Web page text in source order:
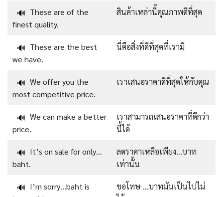
🔊 These are of the
finest quality.
สินค้าเหล่านี้คุณภาพดีที่สุด
🔊 These are the best
we have.
นี่คือสิ่งที่ดีที่สุดที่เรามี
🔊 We offer you the
most competitive price.
เราเสนอราคาดีที่สุดให้กับคุณ
🔊 We can make a better
price.
เราสามารถเสนอราคาที่ดีกว่า
นี้ได้
🔊 It’s on sale for only…
baht.
ลดราคาเหลือเพียง…บาท
เท่านั้น
🔊 I’m sorry…baht is
ขอโทษ …บาทมันเป็นไปไม่